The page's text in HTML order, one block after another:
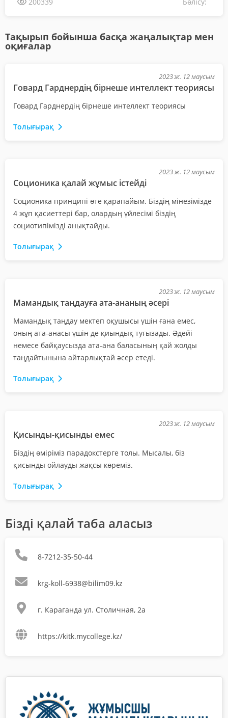
200339
Тақырып бойынша басқа жаңалықтар мен
оқиғалар
2023 ж. 12 маусым
Говард Гарднердің бірнеше интеллект теориясы
Говард Гарднердің бірнеше интеллект теориясы
Толығырақ
2023 ж. 12 маусым
Соционика қалай жұмыс істейді
Соционика принципі өте қарапайым. Біздің мінезімізде
4 жұп қасиеттері бар, олардың үйлесімі біздің
социотипімізді анықтайды.
Толығырақ
2023 ж. 12 маусым
Мамандық таңдауға ата-ананың әсері
Мамандық таңдау мектеп оқушысы үшін ғана емес,
оның ата-анасы үшін де қиындық туғызады. Әдейі
немесе байқаусызда ата-ана баласының қай жолды
таңдайтынына айтарлықтай әсер етеді.
Толығырақ
2023 ж. 12 маусым
Қисынды-қисынды емес
Біздің өміріміз парадокстерге толы. Мысалы, біз
қисынды ойлауды жақсы көреміз.
Толығырақ
Бізді қалай таба аласыз
8-7212-35-50-44
krg-koll-6938@bilim09.kz
г. Караганда ул. Столичная, 2а
https://kitk.mycollege.kz/